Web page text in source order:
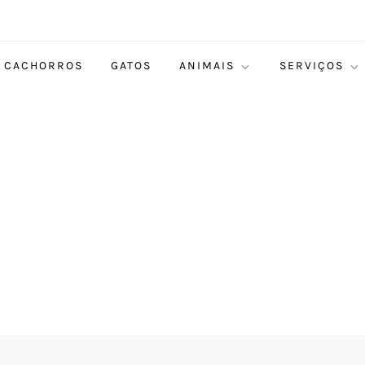
CACHORROS GATOS ANIMAIS SERVIÇOS